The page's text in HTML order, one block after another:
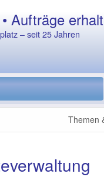
Aufträge
– seit 25 Jahren
Themen